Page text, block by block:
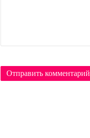
Отправить комментарий